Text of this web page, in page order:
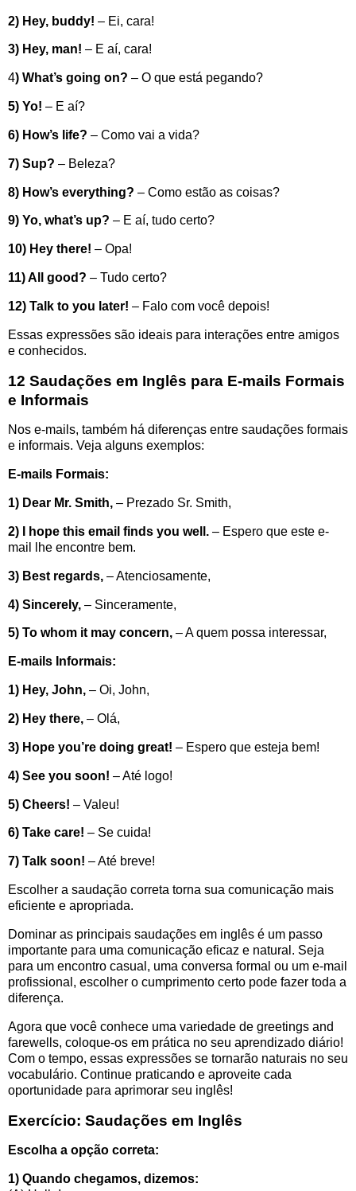
2) Hey, buddy! – Ei, cara!
3) Hey, man! – E aí, cara!
4) What’s going on? – O que está pegando?
5) Yo! – E aí?
6) How’s life? – Como vai a vida?
7) Sup? – Beleza?
8) How’s everything? – Como estão as coisas?
9) Yo, what’s up? – E aí, tudo certo?
10) Hey there! – Opa!
11) All good? – Tudo certo?
12) Talk to you later! – Falo com você depois!
Essas expressões são ideais para interações entre amigos
e conhecidos.
12 Saudações em Inglês para E-mails Formais
e Informais
Nos e-mails, também há diferenças entre saudações formais
e informais. Veja alguns exemplos:
E-mails Formais:
1) Dear Mr. Smith, – Prezado Sr. Smith,
2) I hope this email finds you well. – Espero que este e-
mail lhe encontre bem.
3) Best regards, – Atenciosamente,
4) Sincerely, – Sinceramente,
5) To whom it may concern, – A quem possa interessar,
E-mails Informais:
1) Hey, John, – Oi, John,
2) Hey there, – Olá,
3) Hope you’re doing great! – Espero que esteja bem!
4) See you soon! – Até logo!
5) Cheers! – Valeu!
6) Take care! – Se cuida!
7) Talk soon! – Até breve!
Escolher a saudação correta torna sua comunicação mais
eficiente e apropriada.
Dominar as principais saudações em inglês é um passo
importante para uma comunicação eficaz e natural. Seja
para um encontro casual, uma conversa formal ou um e-mail
profissional, escolher o cumprimento certo pode fazer toda a
diferença.
Agora que você conhece uma variedade de greetings and
farewells, coloque-os em prática no seu aprendizado diário!
Com o tempo, essas expressões se tornarão naturais no seu
vocabulário. Continue praticando e aproveite cada
oportunidade para aprimorar seu inglês!
Exercício: Saudações em Inglês
Escolha a opção correta:
1) Quando chegamos, dizemos: